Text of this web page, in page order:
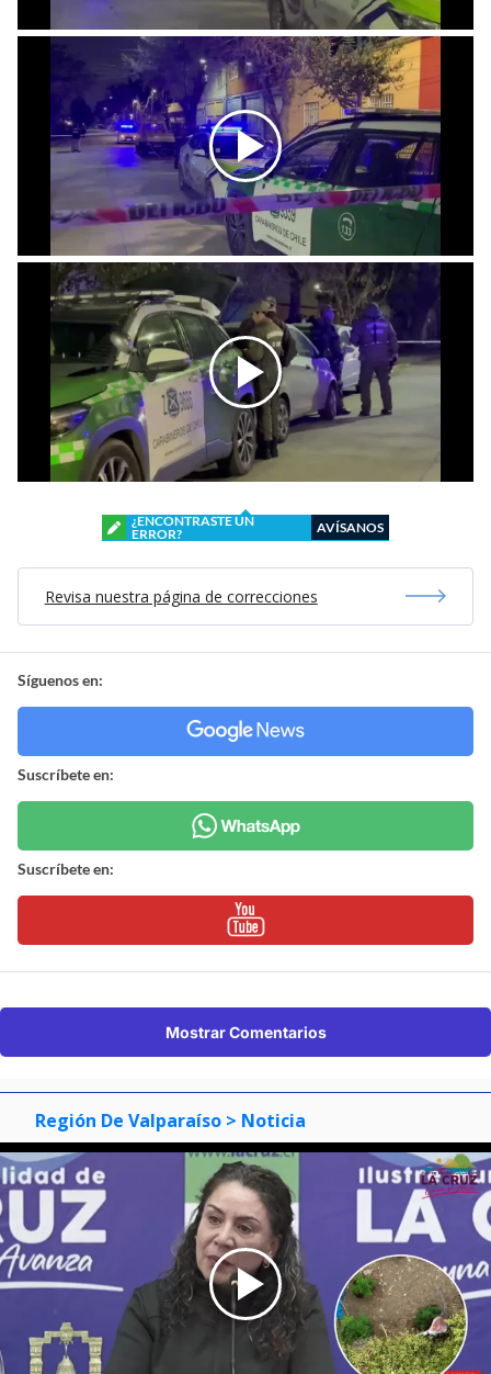
¿ENCONTRASTE UN
ERROR?
AVÍSANOS
Revisa nuestra página de correcciones
Síguenos en:
Suscríbete en:
Suscríbete en:
Mostrar Comentarios
Región De Valparaíso > Noticia